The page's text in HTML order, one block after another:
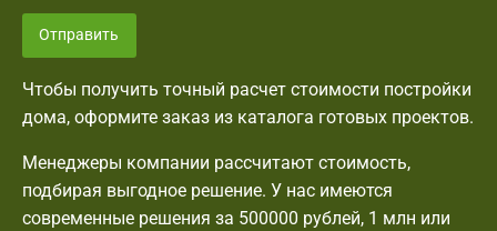
Отправить
Чтобы получить точный расчет стоимости постройки
дома, оформите заказ из каталога готовых проектов.
Менеджеры компании рассчитают стоимость,
подбирая выгодное решение. У нас имеются
современные решения за 500000 рублей, 1 млн или